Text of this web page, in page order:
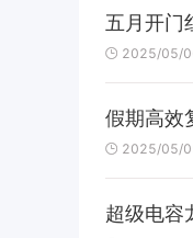
五月开门
2025/05/
假期高效
2025/05/
超级电容